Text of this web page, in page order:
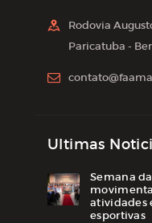
Rodovia
Paricatuba -
Ultimas
Semana
atividades
esportivas